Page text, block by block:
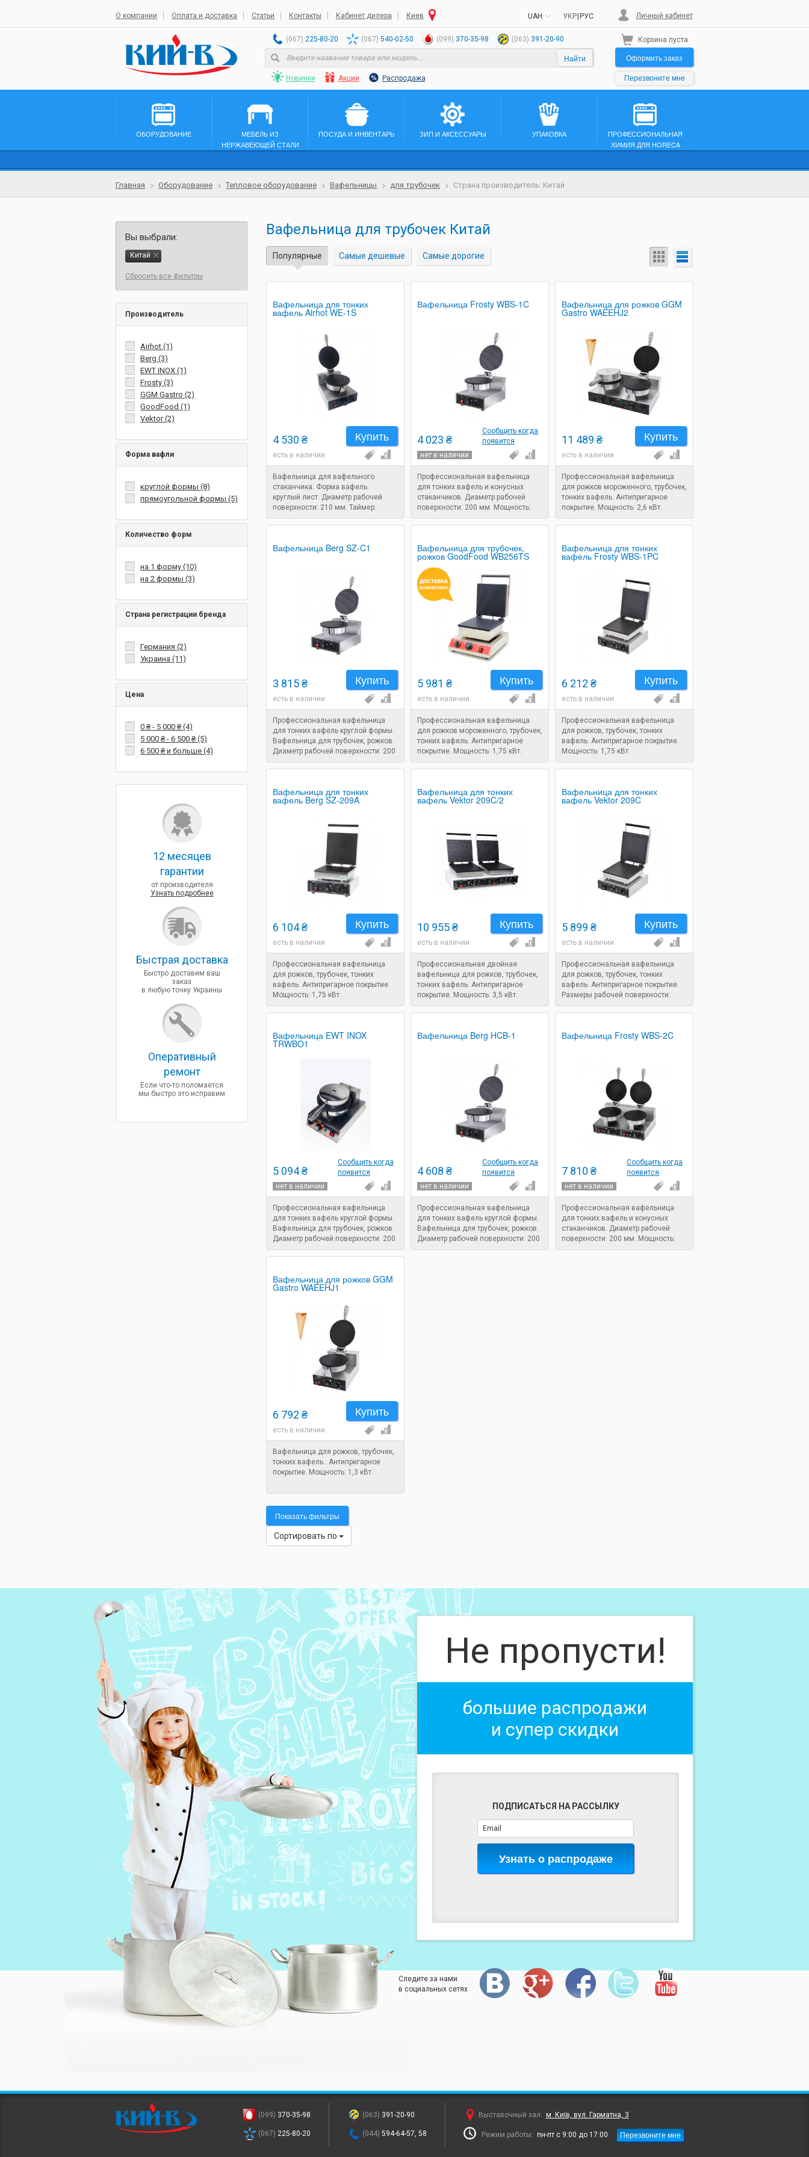
О компании Оплата и доставка Статьи Контакты Кабинет дилера Киев UAH РУС
УКР Личный кабинет
(067) 225-80-20 (067) 540-02-50 (099) 370-35-98 (063) 391-20-90
Найти
Новинки Акции Распродажа
Корзина пуста
Оформить заказ
Перезвоните мне
ОБОРУДОВАНИЕ
МЕБЕЛЬ ИЗ
НЕРЖАВЕЮЩЕЙ СТАЛИ
ПОСУДА И ИНВЕНТАРЬ ЗИП И АКСЕССУАРЫ УПАКОВКА
ПРОФЕССИОНАЛЬНАЯ
ХИМИЯ ДЛЯ HORECA
Главная Оборудование Тепловое оборудование Вафельницы для трубочек Страна производитель: Китай
Вафельница для трубочек Китай
Популярные Самые дешевые Самые дорогие
Вафельница для тонких
вафель Airhot WE-1S
Купить
4 530 ₴
есть в наличии
Вафельница для вафельного
стаканчика. Форма вафель:
круглый лист. Диаметр рабочей
поверхности: 210 мм. Таймер.
Мощность: 1,2 кВт.
Вафельница Frosty WBS-1C
Сообщить когда
появится
4 023 ₴
нет в наличии
Профессиональная вафельница
для тонких вафель и конусных
стаканчиков. Диаметр рабочей
поверхности: 200 мм. Мощность:
1,2 кВт.
Вафельница для рожков GGM
Gastro WAEEHJ2
Купить
11 489 ₴
есть в наличии
Профессиональная вафельница
для рожков мороженного, трубочек,
тонких вафель. Антипригарное
покрытие. Мощность: 2,6 кВт.
Вафельница Berg SZ-C1
Купить
3 815 ₴
есть в наличии
Профессиональная вафельница
для тонких вафель круглой формы.
Вафельница для трубочек, рожков.
Диаметр рабочей поверхности: 200
мм. Мощность: 1,2 кВт.
Вафельница для трубочек,
рожков GoodFood WB256TS
Купить
5 981 ₴
есть в наличии
Профессиональная вафельница
для рожков мороженного, трубочек,
тонких вафель. Антипригарное
покрытие. Мощность: 1,75 кВт.
Вафельница для тонких
вафель Frosty WBS-1PC
Купить
6 212 ₴
есть в наличии
Профессиональная вафельница
для рожков, трубочек, тонких
вафель. Антипригарное покрытие.
Мощность: 1,75 кВт.
Вафельница для тонких
вафель Berg SZ-209A
Купить
6 104 ₴
есть в наличии
Профессиональная вафельница
для рожков, трубочек, тонких
вафель. Антипригарное покрытие.
Мощность: 1,75 кВт.
Вафельница для тонких
вафель Vektor 209C/2
Купить
10 955 ₴
есть в наличии
Профессиональная двойная
вафельница для рожков, трубочек,
тонких вафель. Антипригарное
покрытие. Мощность: 3,5 кВт.
Вафельница для тонких
вафель Vektor 209C
Купить
5 899 ₴
есть в наличии
Профессиональная вафельница
для рожков, трубочек, тонких
вафель. Антипригарное покрытие.
Размеры рабочей поверхности:
255х260 мм. Мощность: 1,75 кВт.
Вафельница EWT INOX
TRWBO1
Сообщить когда
появится
5 094 ₴
нет в наличии
Профессиональная вафельница
для тонких вафель круглой формы.
Вафельница для трубочек, рожков.
Диаметр рабочей поверхности: 200
мм. Таймер. Мощность: 1,2 кВт.
Вафельница Berg HCB-1
Сообщить когда
появится
4 608 ₴
нет в наличии
Профессиональная вафельница
для тонких вафель круглой формы.
Вафельница для трубочек, рожков.
Диаметр рабочей поверхности: 200
мм. Мощность: 1,2 кВт.
Вафельница Frosty WBS-2C
Сообщить когда
появится
7 810 ₴
нет в наличии
Профессиональная вафельница
для тонких вафель и конусных
стаканчиков. Диаметр рабочей
поверхности: 200 мм. Мощность:
2,4 кВт.
Вафельница для рожков GGM
Gastro WAEEHJ1
Купить
6 792 ₴
есть в наличии
Вафельница для рожков, трубочек,
тонких вафель.. Антипригарное
покрытие. Мощность: 1,3 кВт.
Показать фильтры
Сортировать по
Вы выбрали:
Китай
Сбросить все фильтры
Производитель
Airhot (1)
Berg (3)
EWT INOX (1)
Frosty (3)
GGM Gastro (2)
GoodFood (1)
Vektor (2)
Форма вафли
круглой формы (8)
прямоугольной формы (5)
Количество форм
на 1 форму (10)
на 2 формы (3)
Страна регистрации бренда
Германия (2)
Украина (11)
Цена
0 ₴- 5 000 ₴(4)
5 000 ₴- 6 500 ₴(5)
6 500 ₴и больше (4)
12 месяцев
гарантии
от производителя
Узнать подробнее
Быcтрая доставка
Быстро доставим ваш
заказ
в любую точку Украины
Оперативный
ремонт
Если что-то поломается
мы быстро это исправим
Следите за нами
в социальных сетях
Не пропусти!
большие распродажи
и супер скидки
ПОДПИСАТЬСЯ НА РАССЫЛКУ
Узнать о распродаже
(063) 391-20-90
(044) 594-64-57, 58
(099) 370-35-98
(067) 225-80-20
Выставочный зал: м. Київ, вул. Гарматна, 3
Режим работы: пн-пт с 9:00 до 17:00 Перезвоните мне